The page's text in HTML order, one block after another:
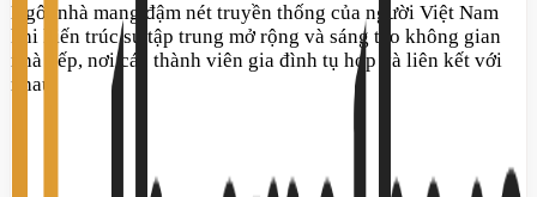
Ngôi nhà mang đậm nét truyền thống của người Việt Nam
khi kiến trúc sư tập trung mở rộng và sáng tạo không gian
nhà bếp, nơi các thành viên gia đình tụ họp và liên kết với
nhau.